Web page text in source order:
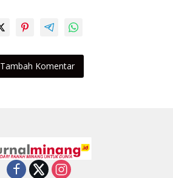
Tambah Komentar